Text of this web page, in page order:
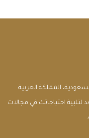
المملكة العربية
احتياجاتك في مجالات